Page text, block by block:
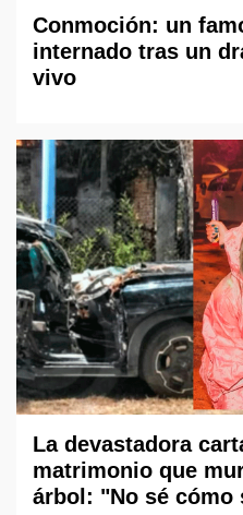
Conmoción: un
internado tras un
vivo
La devastadora
matrimonio que
árbol: "No sé cómo